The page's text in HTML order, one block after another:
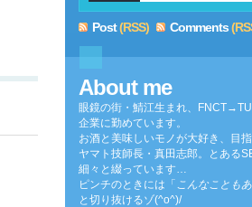
Post(RSS) Comments
About me
眼鏡の街・鯖江生まれ、
企業に勤めています。
お酒と美味しいモノが大好き、目
ヤマト技師長・真田志郎。とある
細々と綴っています…
ピンチのときには「 こんなことも
と切り抜けるゾ(^o^)/